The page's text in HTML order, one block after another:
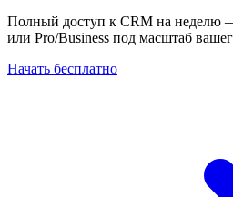
Полный доступ к CRM на неделю
или Pro/Business под масштаб
Начать бесплатно